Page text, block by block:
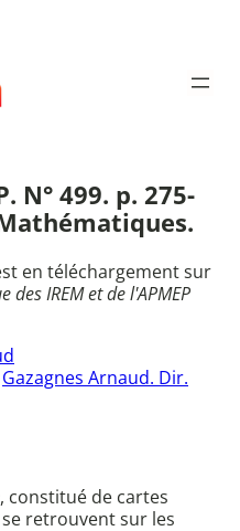
N° 499. p. 275-
en téléchargement sur
IREM et de l'APMEP
Gazagnes Arnaud. Dir.
, constitué de cartes
retrouvent sur les